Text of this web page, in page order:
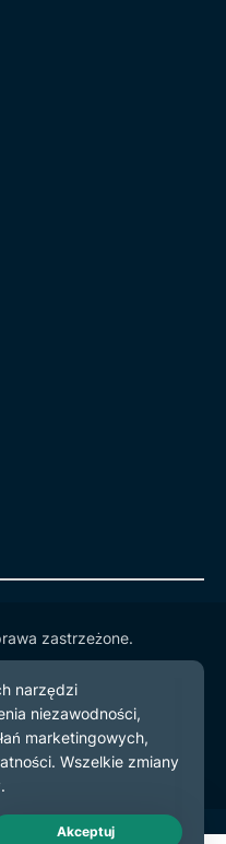
zastrzeżone.